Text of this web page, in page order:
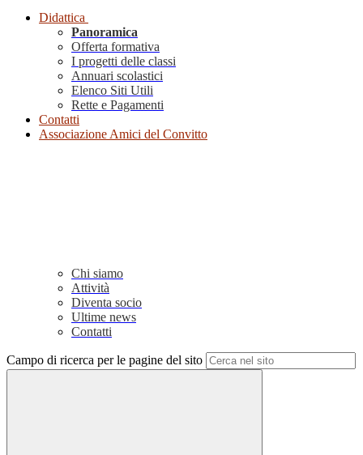
Didattica
Panoramica
Offerta formativa
I progetti delle classi
Annuari scolastici
Elenco Siti Utili
Rette e Pagamenti
Contatti
Associazione Amici del Convitto
Chi siamo
Attività
Diventa socio
Ultime news
Contatti
Campo di ricerca per le pagine del sito